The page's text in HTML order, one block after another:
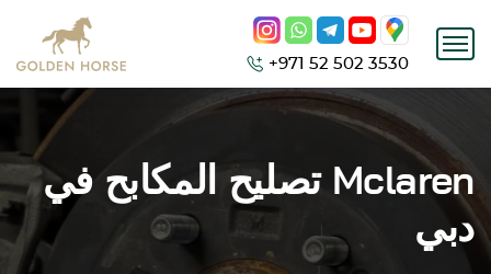
+971 52 502 3530
Mclaren تصليح المكابح في
دبي